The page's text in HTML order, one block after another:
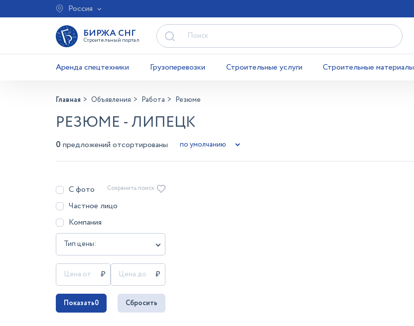
Россия
БИРЖА СНГ
Строительный портал
Аренда спецтехники Грузоперевозки Строительные услуги Строительные материалы
Главная Объявления Работа Резюме
РЕЗЮМЕ - ЛИПЕЦК
0 предложений отсортированы
С фото
Частное лицо
Компания
Тип цены:
Сохранить поиск
Показать0 Сбросить